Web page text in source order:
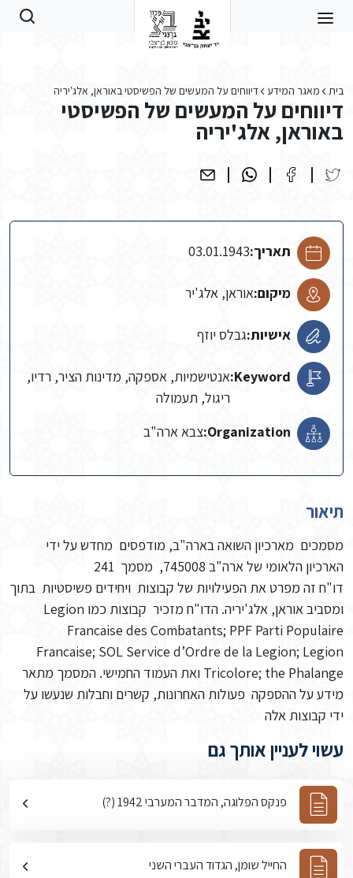
בית מאגר המידע דיווחים על המעשים של הפשיסטי באוראן, אלג'יריה
דיווחים על המעשים של הפשיסטי
באוראן, אלג'יריה
תאריך:03.01.1943
מיקום:אוראן, אלג'יר
אישיות:גבלס יוזף
Keyword: אנטישמיות, אספקה, מדינות הציר, רדיו,
ריגול, תעמולה
Organization: צבא ארה"ב
תיאור
מסמכים מארכיון השואה בארה"ב, מודפסים מחדש על ידי
הארכיון הלאומי של ארה"ב 745008, מסמך 241
דו"ח זה מפרט את הפעילויות של קבוצות ויחידים פשיסטיות בתוך
ומסביב אוראן, אלג'יריה. הדו"ח מזכיר קבוצות כמו Legion
Francaise des Combatants; PPF Parti Populaire
Francaise; SOL Service d’Ordre de la Legion; Legion
Tricolore; the Phalange ואת העמוד החמישי. המסמך מתאר
מידע על ההספקה פעולות האחרונות, קשרים וחבלות שנעשו על
ידי קבוצות אלה
עשוי לעניין אותך גם
פנקס הפלוגה, המדבר המערבי 1942 (?)
החייל שומן, הגדוד העברי השני